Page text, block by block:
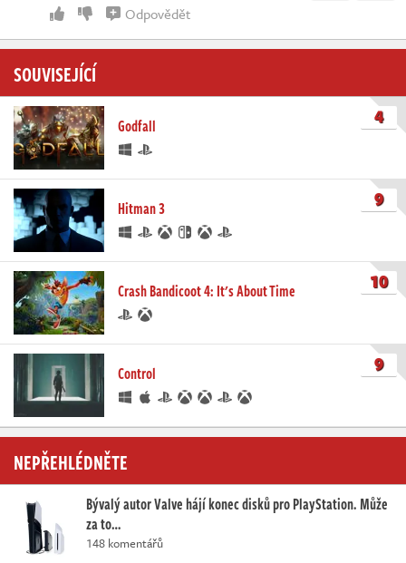
Odpovědět
SOUVISEJÍCÍ
Godfall 4
Hitman 3 9
Crash Bandicoot 4: It's About Time 10
Control 9
NEPŘEHLÉDNĚTE
Bývalý autor Valve hájí konec disků pro PlayStation. Může
za to…
148 komentářů